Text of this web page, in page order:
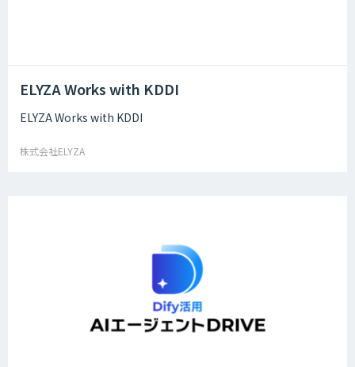
ELYZA Works with KDDI
ELYZA Works with KDDI
株式会社ELYZA